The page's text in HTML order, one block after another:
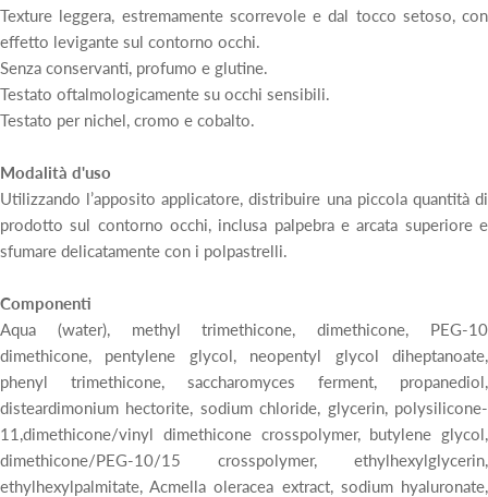
Texture leggera, estremamente scorrevole e dal tocco setoso, con
effetto levigante sul contorno occhi.
Senza conservanti, profumo e glutine.
Testato oftalmologicamente su occhi sensibili.
Testato per nichel, cromo e cobalto.
Modalità d'uso
Utilizzando l’apposito applicatore, distribuire una piccola quantità di
prodotto sul contorno occhi, inclusa palpebra e arcata superiore e
sfumare delicatamente con i polpastrelli.
Componenti
Aqua (water), methyl trimethicone, dimethicone, PEG-10
dimethicone, pentylene glycol, neopentyl glycol diheptanoate,
phenyl trimethicone, saccharomyces ferment, propanediol,
disteardimonium hectorite, sodium chloride, glycerin, polysilicone-
11,dimethicone/vinyl dimethicone crosspolymer, butylene glycol,
dimethicone/PEG-10/15 crosspolymer, ethylhexylglycerin,
ethylhexylpalmitate, Acmella oleracea extract, sodium hyaluronate,